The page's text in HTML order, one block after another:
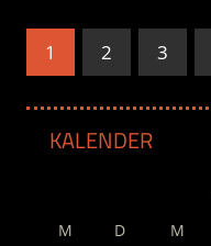
Beiträge
1 2 3
KALENDER
M D M